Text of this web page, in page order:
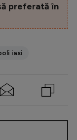
preferată în
iasi